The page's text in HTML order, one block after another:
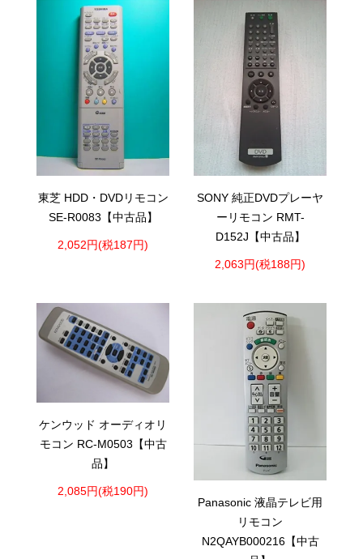
東芝 HDD・DVDリモコン
SE-R0083【中古品】
2,052円(税187円)
SONY 純正DVDプレーヤ
ーリモコン RMT-
D152J【中古品】
2,063円(税188円)
ケンウッド オーディオリ
モコン RC-M0503【中古
品】
2,085円(税190円)
Panasonic 液晶テレビ用
リモコン
N2QAYB000216【中古